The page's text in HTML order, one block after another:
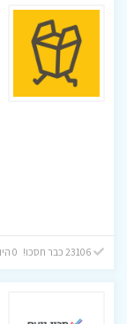
23106 כבר חסכו! 0 היום